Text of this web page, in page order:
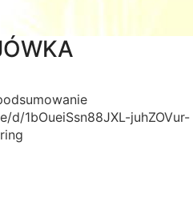
1bOueiSsn88JXL-juhZOVur-